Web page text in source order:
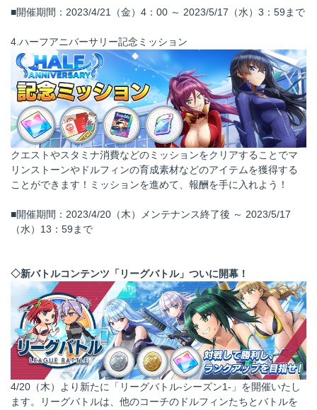
■開催期間：2023/4/21（金）4：00 ～ 2023/5/17（水）3：59まで
4.ハーフアニバーサリー記念ミッション
クエストやスタミナ消費などのミッションをクリアすることでマ
リンストーンやドルフィンの育成素材などのアイテムを獲得する
ことができます！ミッションを進めて、報酬を手に入れよう！
■開催期間：2023/4/20（木）メンテナンス終了後 ～ 2023/5/17
（水）13：59まで
◇新バトルコンテンツ「リーグバトル」ついに開幕！
4/20（木）より新たに「リーグバトル-シーズン1-」を開催いたし
ます。リーグバトルは、他のコーチのドルフィンたちとバトルを